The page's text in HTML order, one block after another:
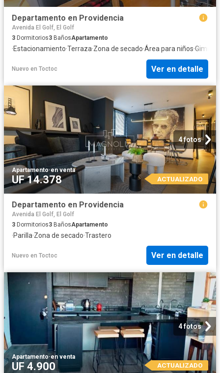
Departamento en Providencia
Avenida El Golf, El Golf
3 Dormitorios3 BañosApartamento
·Estacionamiento·Terraza·Zona de secado·Área para niños·
Nuevo en Toctoc Ver en detalle
4 fotos
Apartamento·en venta
UF 14.378 ACTUALIZADO
Departamento en Providencia
Avenida El Golf, El Golf
3 Dormitorios3 BañosApartamento
·Parilla·Zona de secado·Trastero
Nuevo en Toctoc Ver en detalle
4 fotos
Apartamento·en venta
UF 4.900 ACTUALIZADO